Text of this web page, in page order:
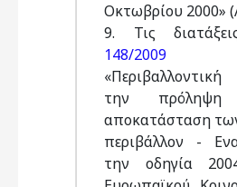
Οκτωβρίου 2000»
9. Τις
148/2009
την
αποκατάσταση
περιβάλλον -
την οδηγία